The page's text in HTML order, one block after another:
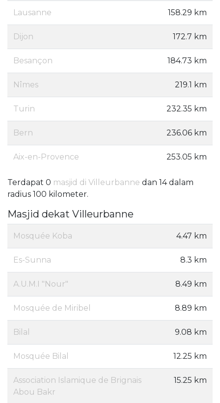
Lausanne 158.29 km
Dijon 172.7 km
Besançon 184.73 km
Nîmes 219.1 km
Turin 232.35 km
Bern 236.06 km
Aix-en-Provence 253.05 km
Terdapat 0 masjid di Villeurbanne dan 14 dalam
radius 100 kilometer.
Masjid dekat Villeurbanne
Mosquée Koba 4.47 km
Es-Sunna 8.3 km
A.U.M.I "Nour" 8.49 km
Mosquée de Miribel 8.89 km
Bilal 9.08 km
Mosquée Bilal 12.25 km
Association Islamique de Brignais
Abou Bakr
15.25 km